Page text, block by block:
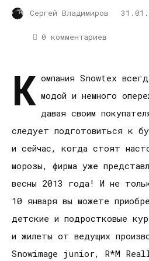
Сергей Владимиров
0 комментариев
К омпания Snowtex
модой и немного
давая своим
следует подготовиться к
и сейчас, когда стоят
морозы, фирма уже
весны 2013 года! И не
10 января вы можете
детские и подростковые
и жилеты от ведущих
Snowimage junior, R*M